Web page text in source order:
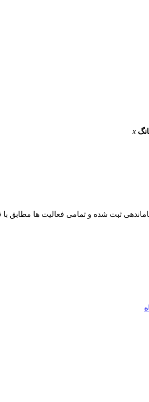
x
ثبت شده و تمامی فعالیت ها مطابق